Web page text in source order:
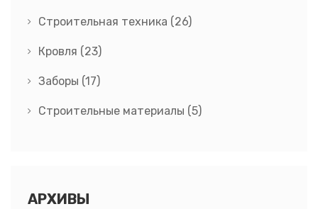
Строительная техника (26)
Кровля (23)
Заборы (17)
Строительные материалы (5)
АРХИВЫ